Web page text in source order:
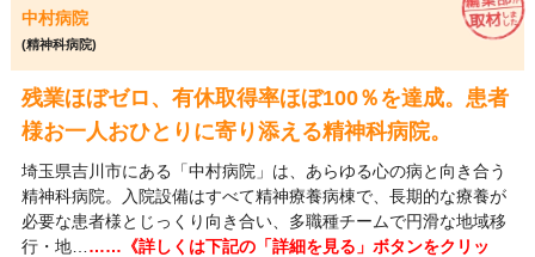
中村病院
(精神科病院)
残業ほぼゼロ、有休取得率ほぼ100％を達成。患者
様お一人おひとりに寄り添える精神科病院。
埼玉県吉川市にある「中村病院」は、あらゆる心の病と向き合う
精神科病院。入院設備はすべて精神療養病棟で、長期的な療養が
必要な患者様とじっくり向き合い、多職種チームで円滑な地域移
行・地… ……《詳しくは下記の「詳細を見る」ボタンをクリッ